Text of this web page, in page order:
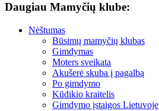
Daugiau Mamyčių klube:
Nėštumas
Būsimų mamyčių klubas
Gimdymas
Moters sveikata
Akušerė skuba į pagalbą
Po gimdymo
Kūdikio kraitelis
Gimdymo įstaigos Lietuvoje